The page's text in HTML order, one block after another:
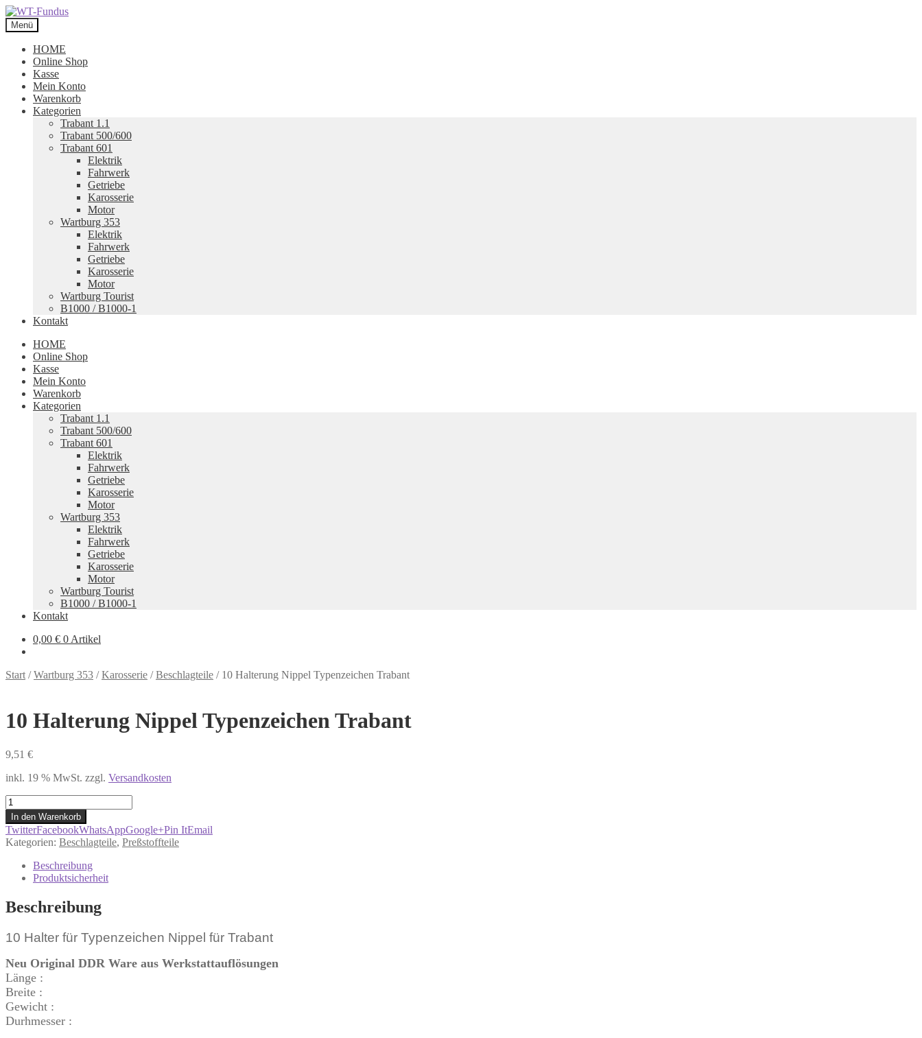
Zur
Navigation
springen
Zum
Inhalt
springen
Menü
HOME
Online Shop
Kasse
Mein Konto
Warenkorb
Kategorien
Trabant 1.1
Trabant 500/600
Trabant 601
Elektrik
Fahrwerk
Getriebe
Karosserie
Motor
Wartburg 353
Elektrik
Fahrwerk
Getriebe
Karosserie
Motor
Wartburg Tourist
B1000 / B1000-1
Kontakt
HOME
Online Shop
Kasse
Mein Konto
Warenkorb
Kategorien
Trabant 1.1
Trabant 500/600
Trabant 601
Elektrik
Fahrwerk
Getriebe
Karosserie
Motor
Wartburg 353
Elektrik
Fahrwerk
Getriebe
Karosserie
Motor
Wartburg Tourist
B1000 / B1000-1
Kontakt
0,00 € 0 Artikel
Start /Wartburg 353 /Karosserie /Beschlagteile / 10 Halterung Nippel Typenzeichen Trabant
10 Halterung Nippel Typenzeichen Trabant
9,51 €
inkl. 19 % MwSt. zzgl. Versandkosten
10
Halterung
Nippel
Typenzeichen
Trabant
Menge
In den Warenkorb
TwitterFacebookWhatsAppGoogle+Pin ItEmail
Kategorien: Beschlagteile, Preßstoffteile
Beschreibung
Produktsicherheit
Beschreibung
10 Halter für Typenzeichen Nippel für Trabant
Neu Original DDR Ware aus Werkstattauflösungen
Länge :
Breite :
Gewicht :
Durhmesser :